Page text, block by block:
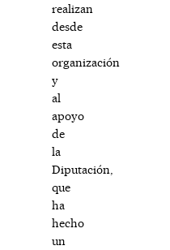
realizan
desde
esta
organización
y
al
apoyo
de
la
Diputación,
que
ha
hecho
un